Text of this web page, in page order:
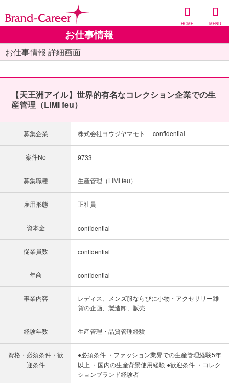
HOME MENU
お仕事情報
お仕事情報 詳細画面
【天王洲アイル】世界的有名なコレクション企業での生
産管理（LIMI feu）
募集企業 株式会社ヨウジヤマモト confidential
案件No 9733
募集職種 生産管理（LIMI feu）
雇用形態 正社員
資本金 confidential
従業員数 confidential
年商 confidential
事業内容
レディス、メンズ服ならびに小物・アクセサリー雑
貨の企画、製造卸、販売
経験年数 生産管理・品質管理経験
資格・必須条件・歓
迎条件
●必須条件 ・ファッション業界での生産管理経験5年
以上 ・国内の生産背景使用経験 ●歓迎条件 ・コレク
ションブランド経験者